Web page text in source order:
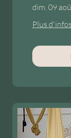
dim. 09
Plus d'infos